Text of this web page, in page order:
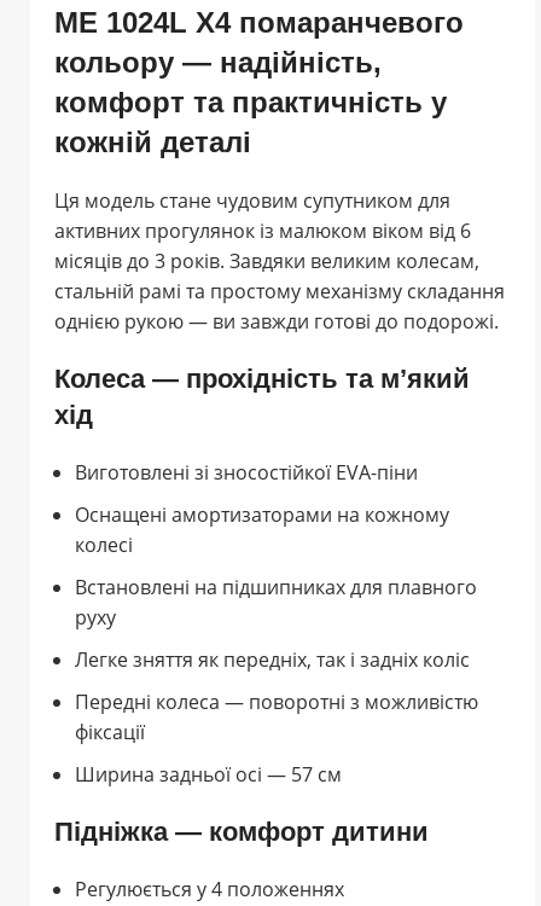
ME 1024L X4 помаранчевого
кольору — надійність,
комфорт та практичність у
кожній деталі
Ця модель стане чудовим супутником для
активних прогулянок із малюком віком від 6
місяців до 3 років. Завдяки великим колесам,
стальній рамі та простому механізму складання
однією рукою — ви завжди готові до подорожі.
Колеса — прохідність та м’який
хід
Виготовлені зі зносостійкої EVA-піни
Оснащені амортизаторами на кожному
колесі
Встановлені на підшипниках для плавного
руху
Легке зняття як передніх, так і задніх коліс
Передні колеса — поворотні з можливістю
фіксації
Ширина задньої осі — 57 см
Підніжка — комфорт дитини
Регулюється у 4 положеннях